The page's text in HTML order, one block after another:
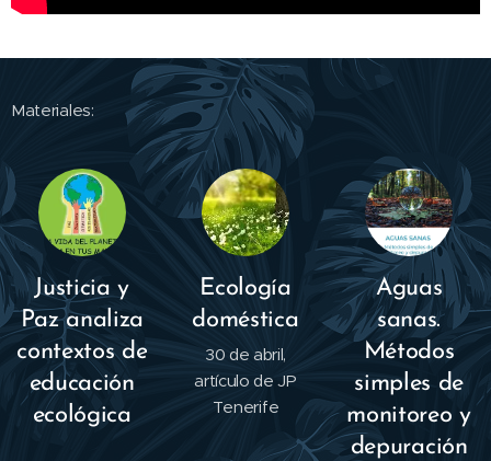
Materiales:
Justicia y
Paz analiza
contextos de
educación
ecológica
Ecología
doméstica
30 de abril,
artículo de JP
Tenerife
Aguas
sanas.
Métodos
simples de
monitoreo y
depuración